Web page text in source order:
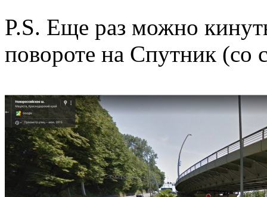
P.S. Еще раз можно
повороте на Спутник (со